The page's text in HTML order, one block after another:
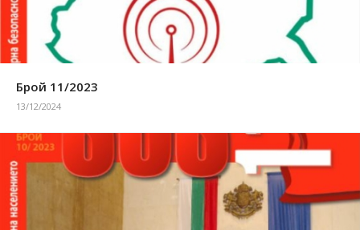
Брой 11/2023
13/12/2024